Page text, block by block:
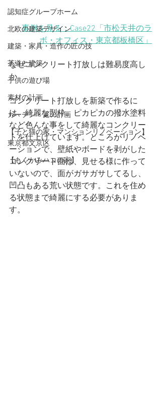
認知症グループホーム
北欧の建築デザイン
建築・家具・造作の匠の技
茶道と建築
子供の遊び場
素材の計画
ガーデン・庭の計画
【子と猫の家・マンションリノベーション】
東京都文京区
【もくかみハコの家】
事例を見る：Case22「市松天井のラ
ボ・オフィス・東京都板橋区」
なぜコンクリート打放しは難易度高し
か
コンクリート打放しを新築で作るに
は、綺麗な型枠、ピカピカの撥水塗料
など色んな事をして綺麗なコンクリー
トを仕上げています。ところがリノベ
ーションで、壁紙やボードを剥がした
コンクリート面は、見せる様に作って
いないので、面がガサガサしてるし、
凹凸もある荒い状態です。これを住め
る状態まで綺麗にする必要がありま
す。